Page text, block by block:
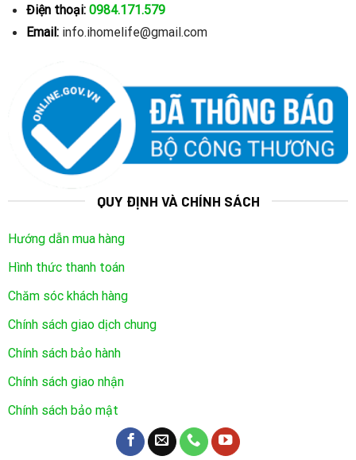
tầm hơn nữa với tính năng mã số ảo. Với việc sử
dụng mã số ảo Kaadas 6001 giúp ngăn kẻ gian nhìn
– Chức năng mã số 1 lần. Sử dụng khi muốn cung
cấp mã số 1 lần cho khách tới chơi nhà. Điều này
giúp cho chủ nhà không phải thay mã số nhiều lần.
Không phải ghi nhớ nhiều lần. Cực kỳ thuận tiện
trong việc cấp quyền ra – vào cho người khác
Điện thoại: 0984.171.579
Email: info.ihomelife@gmail.com
QUY ĐỊNH VÀ CHÍNH SÁCH
Hướng dẫn mua hàng
Hình thức thanh toán
Chăm sóc khách hàng
Chính sách giao dịch chung
Chính sách bảo hành
Chính sách giao nhận
Chính sách bảo mật